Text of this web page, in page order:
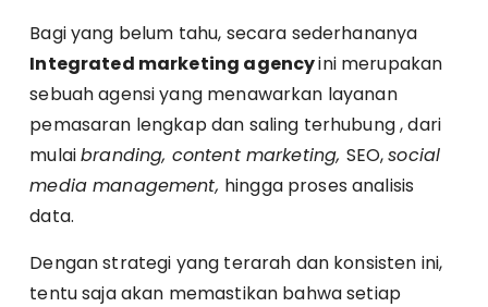
Bagi yang belum tahu, secara sederhananya
Integrated marketing agencyini merupakan
sebuah agensi yang menawarkan layanan
pemasaran lengkap dan saling terhubung , dari
mulaibranding, content marketing, SEO,social
media management, hingga proses analisis
data.
Dengan strategi yang terarah dan konsisten ini,
tentu saja akan memastikan bahwa setiap